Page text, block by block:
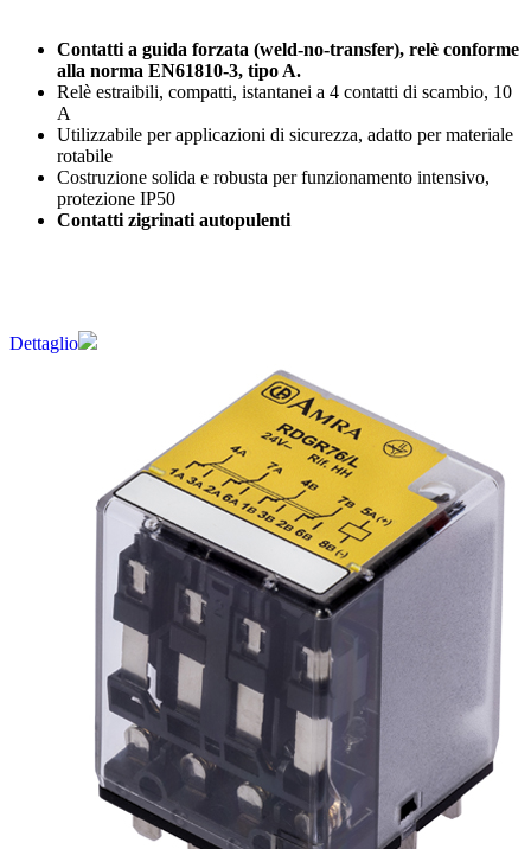
Contatti a guida forzata (weld-no-transfer), relè conforme
alla norma EN61810-3, tipo A.
Relè estraibili, compatti, istantanei a 4 contatti di scambio, 10
A
Utilizzabile per applicazioni di sicurezza, adatto per materiale
rotabile
Costruzione solida e robusta per funzionamento intensivo,
protezione IP50
Contatti zigrinati autopulenti
Dettaglio